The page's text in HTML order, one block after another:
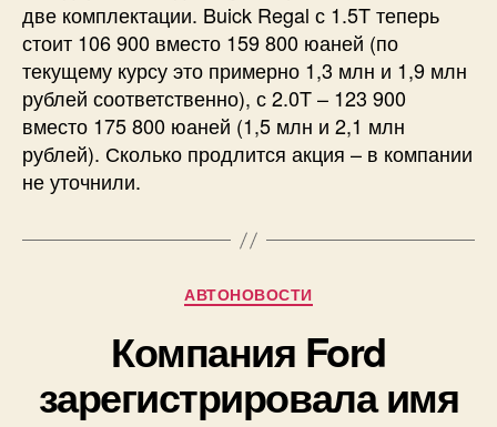
две комплектации. Buick Regal с 1.5T теперь
стоит 106 900 вместо 159 800 юаней (по
текущему курсу это примерно 1,3 млн и 1,9 млн
рублей соответственно), с 2.0T – 123 900
вместо 175 800 юаней (1,5 млн и 2,1 млн
рублей). Сколько продлится акция – в компании
не уточнили.
Рубрики
АВТОНОВОСТИ
Компания Ford
зарегистрировала имя